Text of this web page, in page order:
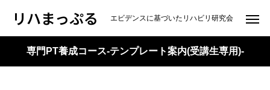
リハまっぷる エビデンスに基づいたリハビリ研究会
専門PT養成コース-テンプレート案内(受講生専用)-